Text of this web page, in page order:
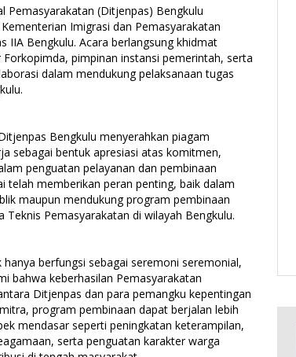
Pemasyarakatan (Ditjenpas) Bengkulu
Imigrasi dan Pemasyarakatan
IIA Bengkulu. Acara berlangsung khidmat
pimpinan instansi pemerintah, serta
dalam mendukung pelaksanaan tugas
Bengkulu menyerahkan piagam
sebagai bentuk apresiasi atas komitmen,
penguatan pelayanan dan pembinaan
telah memberikan peran penting, baik dalam
maupun mendukung program pembinaan
Teknis Pemasyarakatan di wilayah Bengkulu.
berfungsi sebagai seremoni seremonial,
bahwa keberhasilan Pemasyarakatan
Ditjenpas dan para pemangku kepentingan
program pembinaan dapat berjalan lebih
mendasar seperti peningkatan keterampilan,
serta penguatan karakter warga